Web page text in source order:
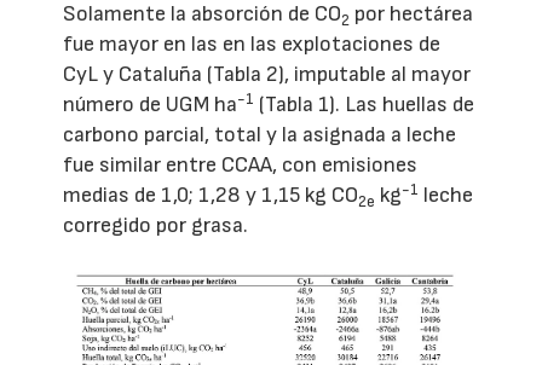
Solamente la absorción de CO2 por hectárea
fue mayor en las en las explotaciones de
CyL y Cataluña (Tabla 2), imputable al mayor
número de UGM ha-1 (Tabla 1). Las huellas de
carbono parcial, total y la asignada a leche
fue similar entre CCAA, con emisiones
medias de 1,0; 1,28 y 1,15 kg CO2e kg-1 leche
corregido por grasa.